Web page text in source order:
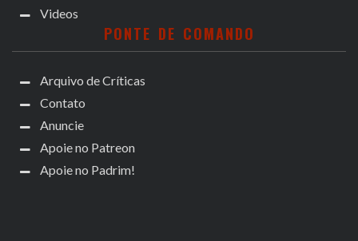
Videos
PONTE DE COMANDO
Arquivo de Críticas
Contato
Anuncie
Apoie no Patreon
Apoie no Padrim!